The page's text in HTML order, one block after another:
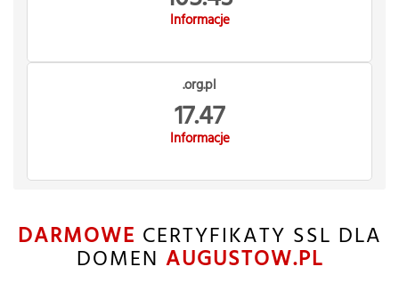
Informacje
.org.pl
17.47
Informacje
DARMOWE CERTYFIKATY SSL DLA
DOMEN AUGUSTOW.PL